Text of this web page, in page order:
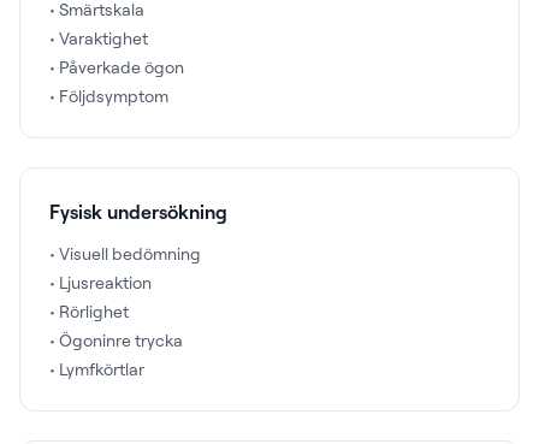
• Smärtskala
• Varaktighet
• Påverkade ögon
• Följdsymptom
Fysisk undersökning
• Visuell bedömning
• Ljusreaktion
• Rörlighet
• Ögoninre trycka
• Lymfkörtlar